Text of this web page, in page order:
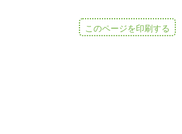
このページを印刷する